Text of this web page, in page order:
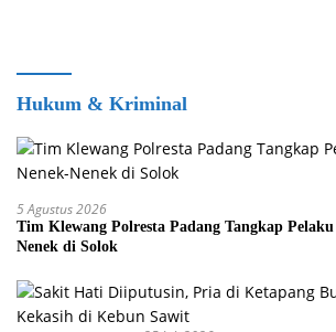
Hukum & Kriminal
5 Agustus 2026
Tim Klewang Polresta Padang Tangkap
Nenek di Solok